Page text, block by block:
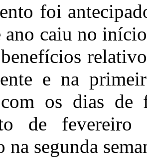
foi
ano caiu no
e na
os dias de
de
segunda